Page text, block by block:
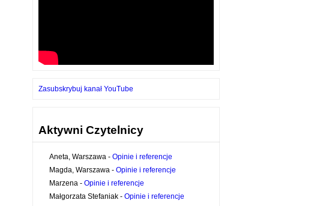
Zasubskrybuj kanał YouTube
Aktywni Czytelnicy
Aneta, Warszawa - Opinie i referencje
Magda, Warszawa - Opinie i referencje
Marzena - Opinie i referencje
Małgorzata Stefaniak - Opinie i referencje